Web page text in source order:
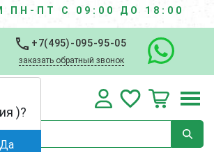
ПН-ПТ С 09:00 ДО 18:00
+7(495)-095-95-05
заказать обратный звонок
)?
Да